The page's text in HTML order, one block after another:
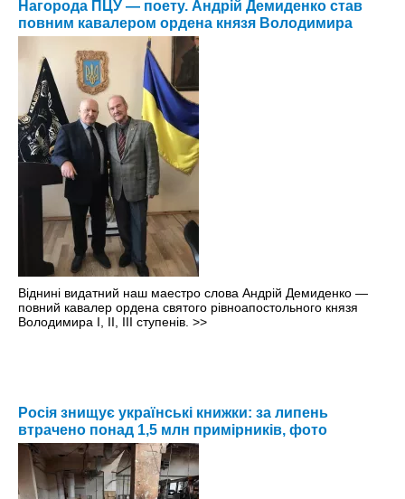
Нагорода ПЦУ — поету. Андрій Демиденко став
повним кавалером ордена князя Володимира
Віднині видатний наш маестро слова Андрій Демиденко —
повний кавалер ордена святого рівноапостольного князя
Володимира І, ІІ, ІІІ ступенів. >>
Росія знищує українські книжки: за липень
втрачено понад 1,5 млн примірників, фото